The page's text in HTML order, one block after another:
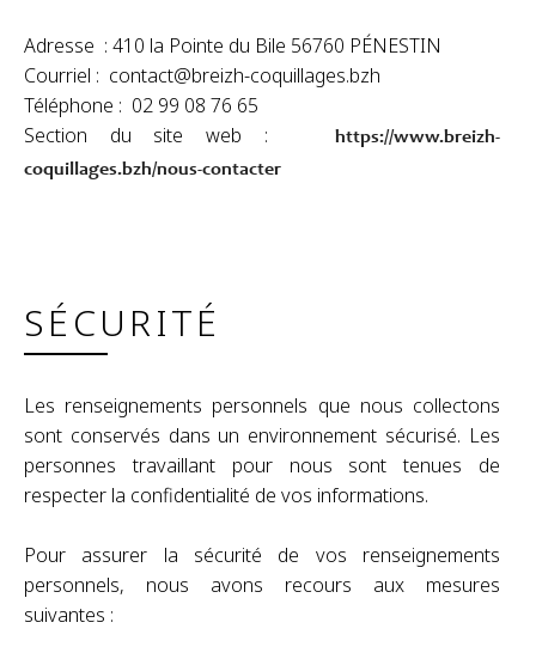
Adresse : 410 la Pointe du Bile 56760 PÉNESTIN
Courriel : contact@breizh-coquillages.bzh
Téléphone : 02 99 08 76 65
Section du site web :
https://www.breizh-
coquillages.bzh/nous-contacter
SÉCURITÉ
Les renseignements personnels que nous collectons
sont conservés dans un environnement sécurisé. Les
personnes travaillant pour nous sont tenues de
respecter la confidentialité de vos informations.
Pour assurer la sécurité de vos renseignements
personnels, nous avons recours aux mesures
suivantes :